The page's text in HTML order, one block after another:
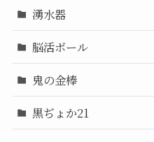
湧水器
脳活ボール
鬼の金棒
黒ぢょか21